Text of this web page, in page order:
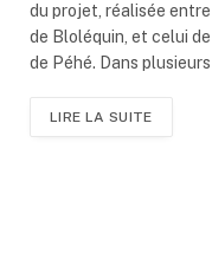
du projet, réalisée
de Bloléquin, et celui
de Péhé. Dans
LIRE LA SUITE